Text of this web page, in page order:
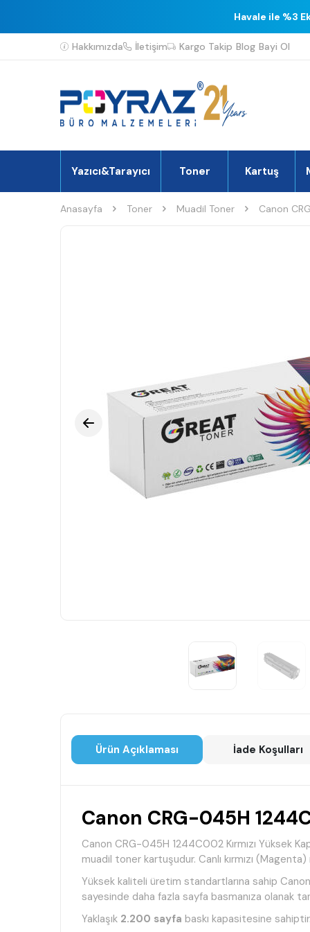
Havale ile %3
Hakkımızda İletişim Kargo Takip Blog Bayi Ol
Yazıcı&Tarayıcı Toner Kartuş
Anasayfa Toner Muadil Toner Canon
Ürün Açıklaması İade Koşulları
Canon CRG-045H
Canon CRG-045H 1244C002 Kırmızı Yüksek
muadil toner kartuşudur. Canlı kırmızı
Yüksek kaliteli üretim standartlarına sahip
sayesinde daha fazla sayfa basmanıza olanak
Yaklaşık 2.200 sayfa baskı kapasitesine